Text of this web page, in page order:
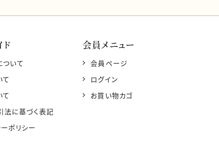
ついて
て
て
法に基づく表記
ポリシー
会員メニュー
会員ページ
ログイン
お買い物カゴ